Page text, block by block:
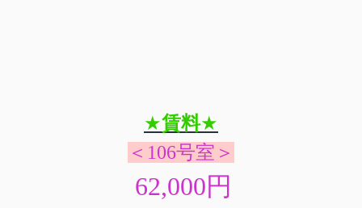
★賃料★
＜106号室＞
62,000円